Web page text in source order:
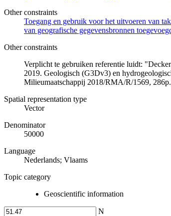
Other constraints
Toegang en gebruik voor het uitvoeren van
van geografische gegevensbronnen
Other constraints
Verplicht te gebruiken referentie luidt:
2019. Geologisch (G3Dv3) en
Milieumaatschappij 2018/RMA/R/1569,
Spatial representation type
Vector
Denominator
50000
Language
Nederlands; Vlaams
Topic category
Geoscientific information
N